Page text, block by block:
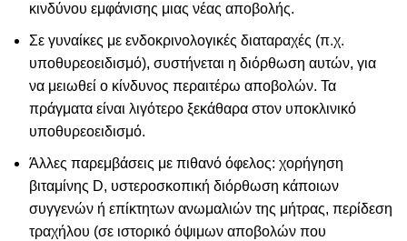
κινδύνου εμφάνισης μιας νέας αποβολής.
Σε γυναίκες με ενδοκρινολογικές διαταραχές (π.χ.
υποθυρεοειδισμό), συστήνεται η διόρθωση αυτών, για
να μειωθεί ο κίνδυνος περαιτέρω αποβολών. Τα
πράγματα είναι λιγότερο ξεκάθαρα στον υποκλινικό
υποθυρεοειδισμό.
Άλλες παρεμβάσεις με πιθανό όφελος: χορήγηση
βιταμίνης D, υστεροσκοπική διόρθωση κάποιων
συγγενών ή επίκτητων ανωμαλιών της μήτρας, περίδεση
τραχήλου (σε ιστορικό όψιμων αποβολών που